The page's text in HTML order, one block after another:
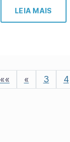
LEIA MAIS
«« « 3 4